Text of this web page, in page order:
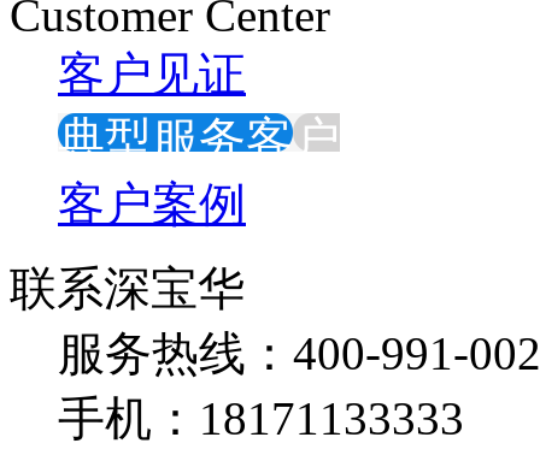
Customer Center
客户见证
典型服务客户
客户案例
联系深宝华
服务热线：400-991-
手机：18171133333